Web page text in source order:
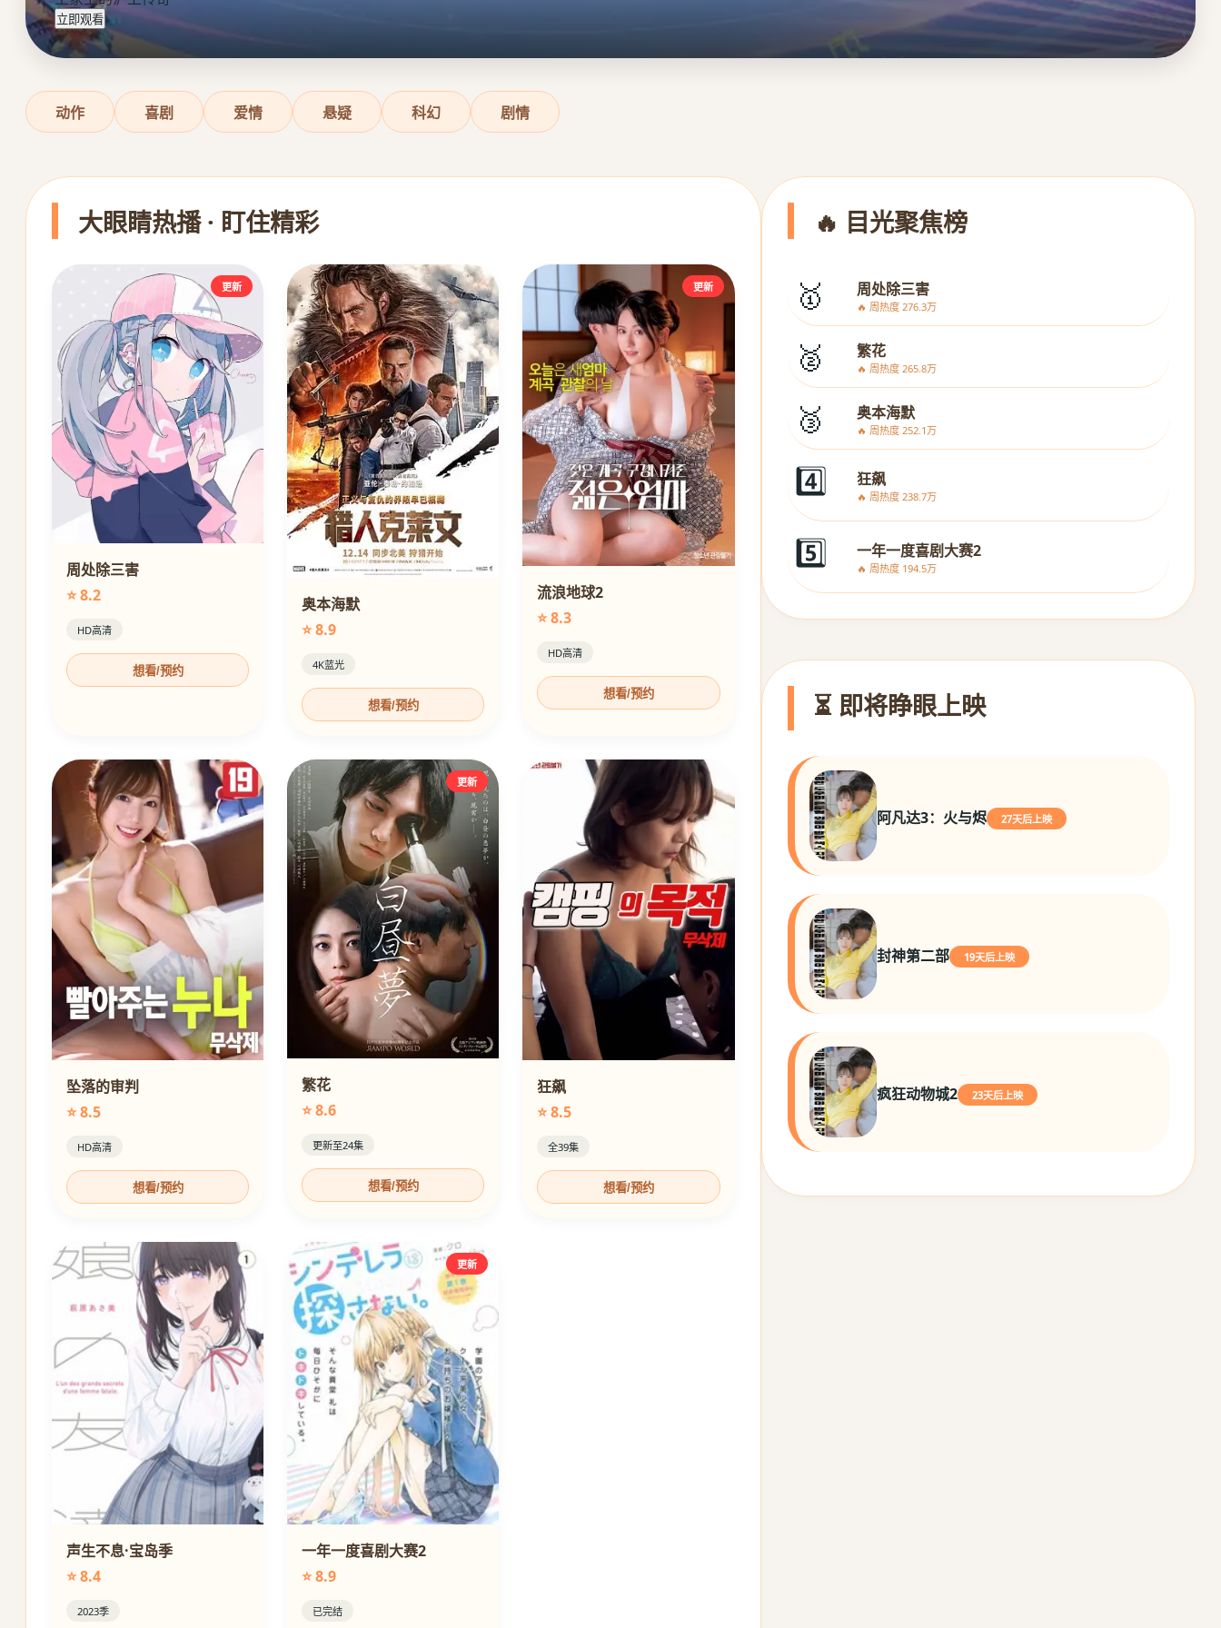
立即观看
动作 喜剧 爱情 悬疑 科幻 剧情
大眼睛热播 · 盯住精彩
更新
周处除三害
⭐ 8.2
HD高清
想看/预约
奥本海默
⭐ 8.9
4K蓝光
想看/预约
更新
流浪地球2
⭐ 8.3
HD高清
想看/预约
坠落的审判
⭐ 8.5
HD高清
想看/预约
更新
繁花
⭐ 8.6
更新至24集
想看/预约
狂飙
⭐ 8.5
全39集
想看/预约
声生不息·宝岛季
⭐ 8.4
2023季
更新
一年一度喜剧大赛2
⭐ 8.9
已完结
🔥 目光聚焦榜
🥇 周处除三害
🔥 周热度 276.3万
🥈 繁花
🔥 周热度 265.8万
🥉 奥本海默
🔥 周热度 252.1万
4️⃣ 狂飙
🔥 周热度 238.7万
5️⃣ 一年一度喜剧大赛2
🔥 周热度 194.5万
⏳ 即将睁眼上映
阿凡达3：火与烬 27天后上映
封神第二部 19天后上映
疯狂动物城2 23天后上映